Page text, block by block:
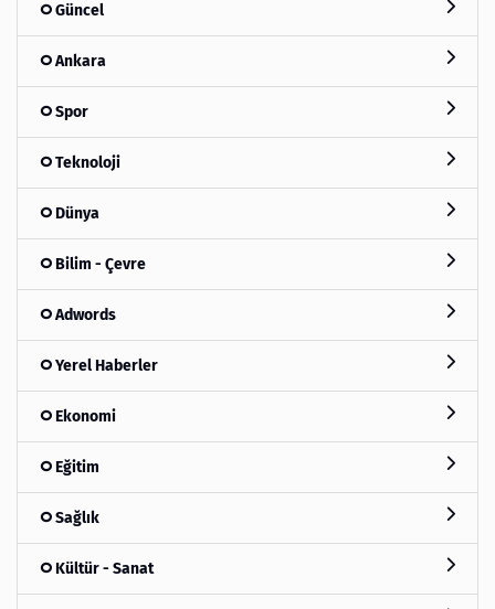
Güncel
Ankara
Spor
Teknoloji
Dünya
Bilim - Çevre
Adwords
Yerel Haberler
Ekonomi
Eğitim
Sağlık
Kültür - Sanat